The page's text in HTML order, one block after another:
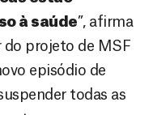
à saúde”, afirma
do projeto de MSF
episódio de
todas as